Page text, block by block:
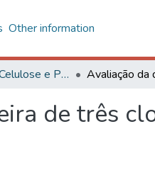
Other information
Tecnologia de Celulose e Papel
de três